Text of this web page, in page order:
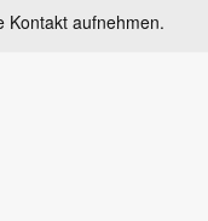
Kontakt aufnehmen.